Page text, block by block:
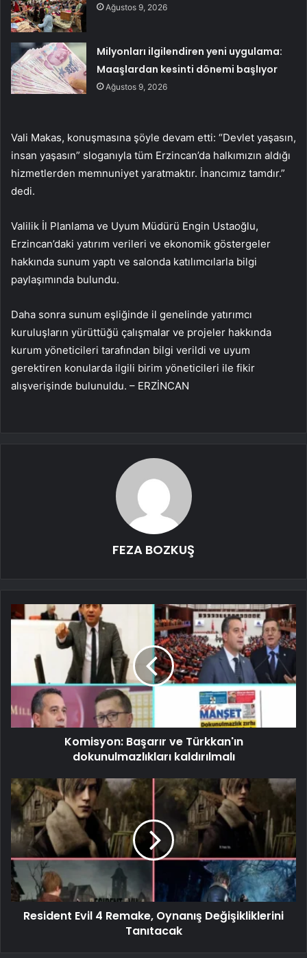
Ağustos 9, 2026
Milyonları ilgilendiren yeni uygulama:
Maaşlardan kesinti dönemi başlıyor
Ağustos 9, 2026
Vali Makas, konuşmasına şöyle devam etti: “Devlet yaşasın,
insan yaşasın” sloganıyla tüm Erzincan’da halkımızın aldığı
hizmetlerden memnuniyet yaratmaktır. İnancımız tamdır.”
dedi.
Valilik İl Planlama ve Uyum Müdürü Engin Ustaoğlu,
Erzincan’daki yatırım verileri ve ekonomik göstergeler
hakkında sunum yaptı ve salonda katılımcılarla bilgi
paylaşımında bulundu.
Daha sonra sunum eşliğinde il genelinde yatırımcı
kuruluşların yürüttüğü çalışmalar ve projeler hakkında
kurum yöneticileri tarafından bilgi verildi ve uyum
gerektiren konularda ilgili birim yöneticileri ile fikir
alışverişinde bulunuldu. – ERZİNCAN
FEZA BOZKUŞ
Komisyon: Başarır ve Türkkan'ın
dokunulmazlıkları kaldırılmalı
Resident Evil 4 Remake, Oynanış Değişikliklerini
Tanıtacak